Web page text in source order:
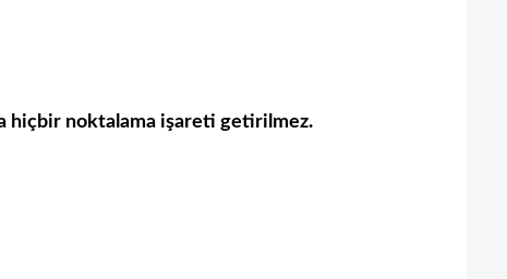
hiçbir noktalama işareti getirilmez.